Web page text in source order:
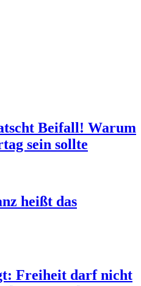
Beifall! Warum
sein sollte
heißt das
Freiheit darf nicht